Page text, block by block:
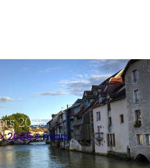
2025
2025>mars